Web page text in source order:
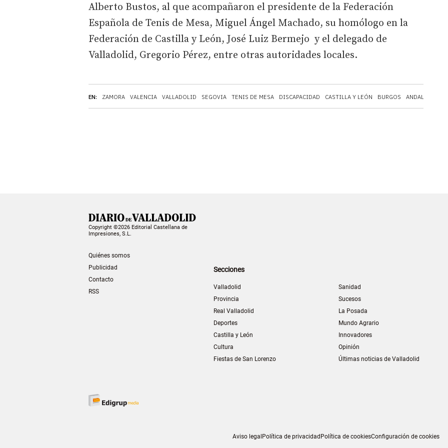
EN: ZAMORA VALENCIA VALLADOLID SEGOVIA TENIS DE MESA DISCAPACIDAD CASTILLA Y LEÓN BURGOS ANDALUCÍA
Alberto Bustos, al que acompañaron el presidente de la Federación
Española de Tenis de Mesa, Miguel Ángel Machado, su homólogo en la
Federación de Castilla y León, José Luiz Bermejo y el delegado de
Valladolid, Gregorio Pérez, entre otras autoridades locales.
Copyright ©2026 Editorial Castellana de
Impresiones, S.L.
Quiénes somos
Publicidad
Contacto
RSS
Secciones
Valladolid
Provincia
Real Valladolid
Deportes
Castilla y León
Cultura
Fiestas de San Lorenzo
Sanidad
Sucesos
La Posada
Mundo Agrario
Innovadores
Opinión
Últimas noticias de Valladolid
Aviso legal Política de privacidad Política de cookiesConfiguración de cookies